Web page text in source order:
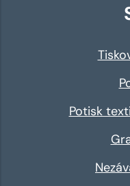
Potisk